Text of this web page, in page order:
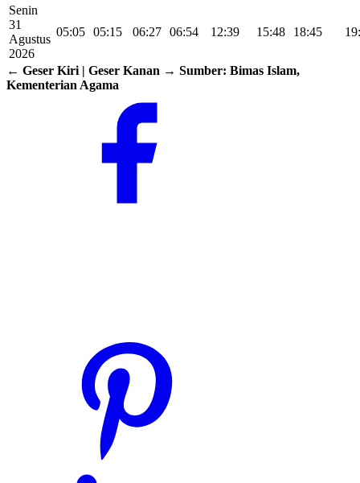
Senin
31
Agustus
2026
05:05 05:15 06:27 06:54 12:39 15:48 18:45
← Geser Kiri | Geser Kanan → Sumber: Bimas Islam,
Kementerian Agama